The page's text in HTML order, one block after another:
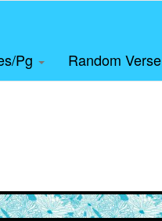
Pg Random Verse